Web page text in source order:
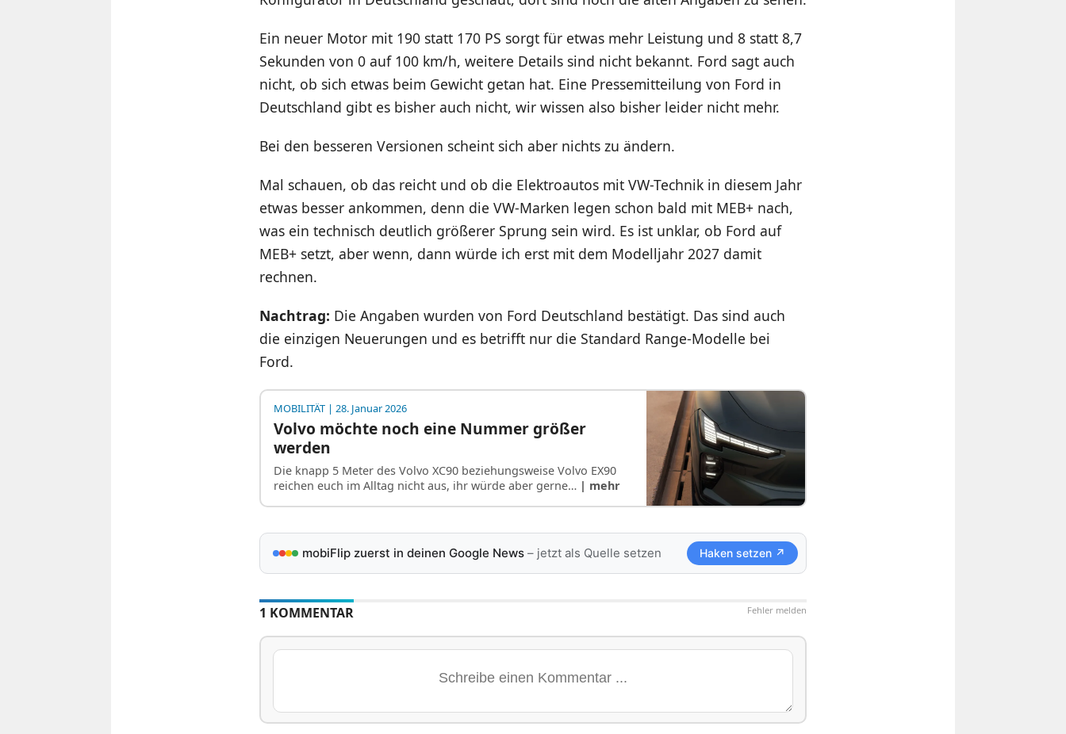
Ein neuer Motor mit 190 statt 170 PS sorgt für etwas mehr Leistung und 8 statt 8,7
Sekunden von 0 auf 100 km/h, weitere Details sind nicht bekannt. Ford sagt auch
nicht, ob sich etwas beim Gewicht getan hat. Eine Pressemitteilung von Ford in
Deutschland gibt es bisher auch nicht, wir wissen also bisher leider nicht mehr.
Bei den besseren Versionen scheint sich aber nichts zu ändern.
Mal schauen, ob das reicht und ob die Elektroautos mit VW-Technik in diesem Jahr
etwas besser ankommen, denn die VW-Marken legen schon bald mit MEB+ nach,
was ein technisch deutlich größerer Sprung sein wird. Es ist unklar, ob Ford auf
MEB+ setzt, aber wenn, dann würde ich erst mit dem Modelljahr 2027 damit
rechnen.
Nachtrag: Die Angaben wurden von Ford Deutschland bestätigt. Das sind auch
die einzigen Neuerungen und es betrifft nur die Standard Range-Modelle bei
Ford.
MOBILITÄT| 28. Januar 2026
Volvo möchte noch eine Nummer größer
werden
Die knapp 5 Meter des Volvo XC90 beziehungsweise Volvo EX90
reichen euch im Alltag nicht aus, ihr würde aber gerne… | mehr
mobiFlip zuerst in deinen Google News– jetzt als Quelle setzen Haken setzen ↗
Fehler melden
1 KOMMENTAR